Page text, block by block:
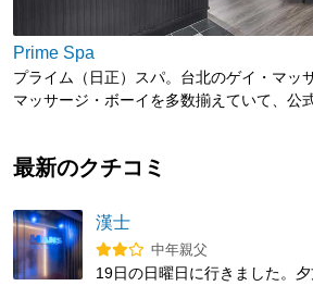
Prime Spa
プライム（日正）スパ。台北のゲイ・マッ
マッサージ・ボーイを多数揃えていて、公
最新のクチコミ
漢士
中年親父
19日の日曜日に行きました。